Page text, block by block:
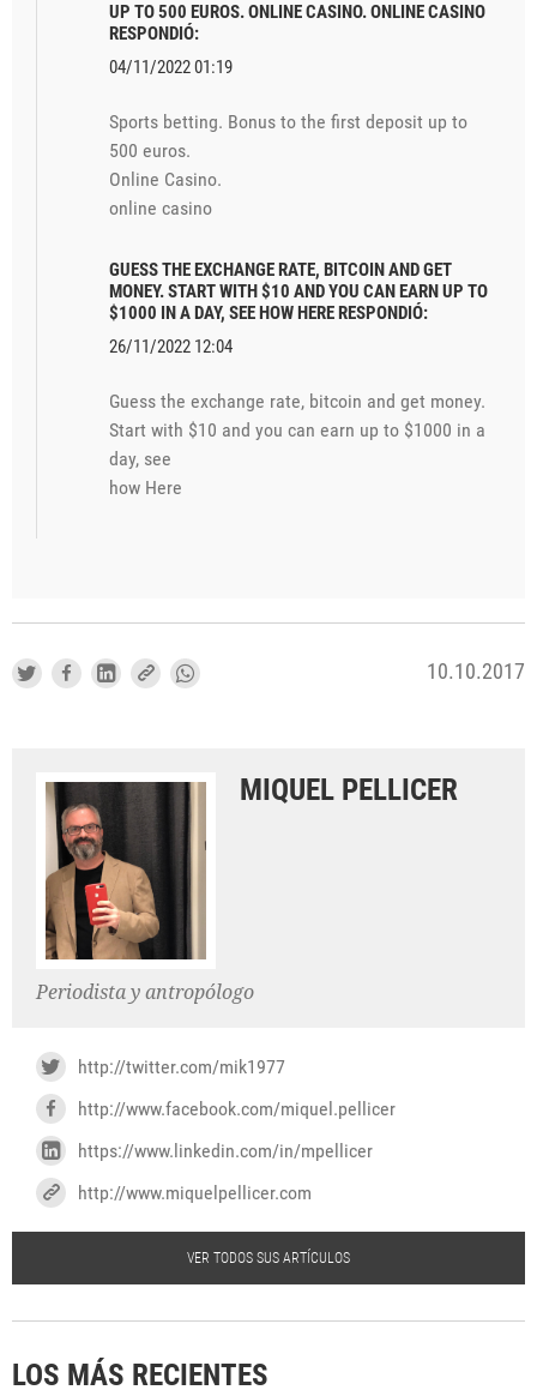
UP TO 500 EUROS. ONLINE CASINO. ONLINE CASINO
RESPONDIÓ:
04/11/2022 01:19
Sports betting. Bonus to the first deposit up to
500 euros.
Online Casino.
online casino
GUESS THE EXCHANGE RATE, BITCOIN AND GET
MONEY. START WITH $10 AND YOU CAN EARN UP TO
$1000 IN A DAY, SEE HOW HERE RESPONDIÓ:
26/11/2022 12:04
Guess the exchange rate, bitcoin and get money.
Start with $10 and you can earn up to $1000 in a
day, see
how Here
10.10.2017
MIQUEL PELLICER
Periodista y antropólogo
http://twitter.com/mik1977
http://www.facebook.com/miquel.pellicer
https://www.linkedin.com/in/mpellicer
http://www.miquelpellicer.com
VER TODOS SUS ARTÍCULOS
LOS MÁS RECIENTES